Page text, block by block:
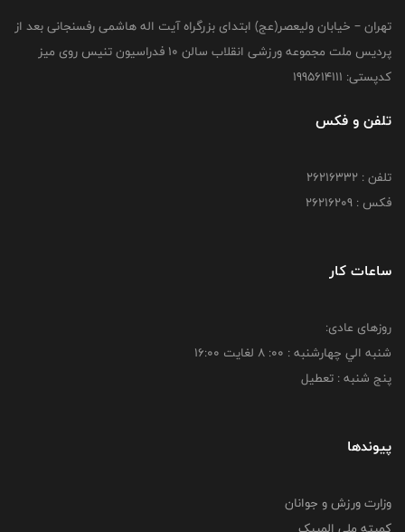
تهران – خیابان ولیعصر(عج) ابتدای بزرگراه آیت اله هاشمی رفسنجانی بعد از
پردیس ملت مجموعه ورزشی انقلاب سالن 10 فدراسیون تنیس روی میز
کدپستی: 1995614111
تلفن و فکس
تلفن : 26216332
فکس : 26216209
ساعات کار
روزهای عادی:
شنبه الي چهارشنبه : 00: 8 لغايت 16:00
پنج شنبه : تعطیل
پیوندها
وزارت ورزش و جوانان